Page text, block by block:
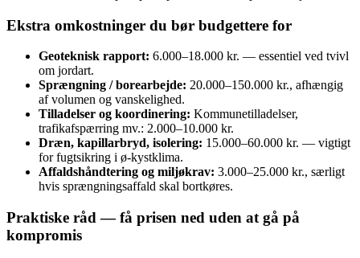
Ekstra omkostninger du bør budgettere for
Geoteknisk rapport: 6.000–18.000 kr. — essentiel ved tvivl
om jordart.
Sprængning / borearbejde: 20.000–150.000 kr., afhængig
af volumen og vanskelighed.
Tilladelser og koordinering: Kommunetilladelser,
trafikafspærring mv.: 2.000–10.000 kr.
Dræn, kapillarbryd, isolering: 15.000–60.000 kr. — vigtigt
for fugtsikring i ø-kystklima.
Affaldshåndtering og miljøkrav: 3.000–25.000 kr., særligt
hvis sprængningsaffald skal bortkøres.
Praktiske råd — få prisen ned uden at gå på
kompromis